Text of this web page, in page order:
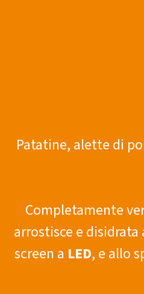
Patatine, alette di
Completamente
arrostisce e
screen a LED, e allo